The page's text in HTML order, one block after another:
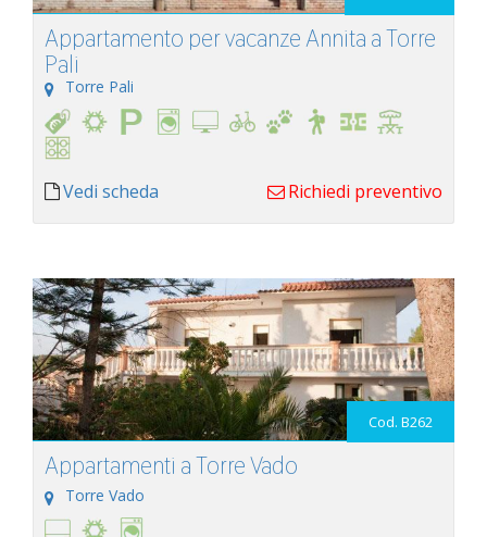
Appartamento per vacanze Annita a Torre
Pali
Torre Pali
Vedi scheda Richiedi preventivo
Cod. B262
Appartamenti a Torre Vado
Torre Vado